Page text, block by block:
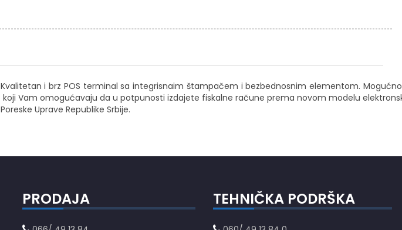
Kvalitetan i brz POS terminal sa integrisnaim štampačem i bezbednosnim elementom.
koji Vam omogućavaju da u potpunosti izdajete fiskalne račune prema novom modelu
Uprave Republike Srbije.
PRODAJA TEHNIČKA PODRŠKA